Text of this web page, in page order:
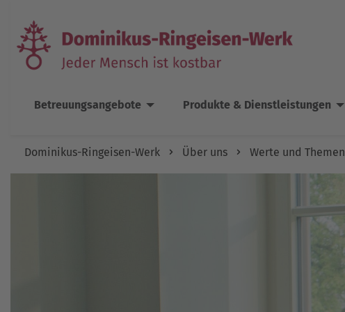
Betreuungsangebote Produkte & Dienstleistungen
Dominikus-Ringeisen-Werk Über uns Werte und Themen